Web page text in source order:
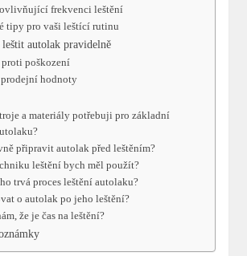
frekvenci leštění
tipy pro vaši leštící rutinu
autolak pravidelně
proti poškození
hodnoty
a materiály potřebuji pro základní
připravit autolak před leštěním?
leštění bych měl použít?
trvá proces leštění autolaku?
o autolak po jeho leštění?
že je čas na leštění?